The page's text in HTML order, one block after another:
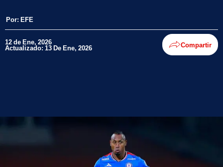
Por: EFE
12 de Ene, 2026
Actualizado: 13 De Ene, 2026 Compartir